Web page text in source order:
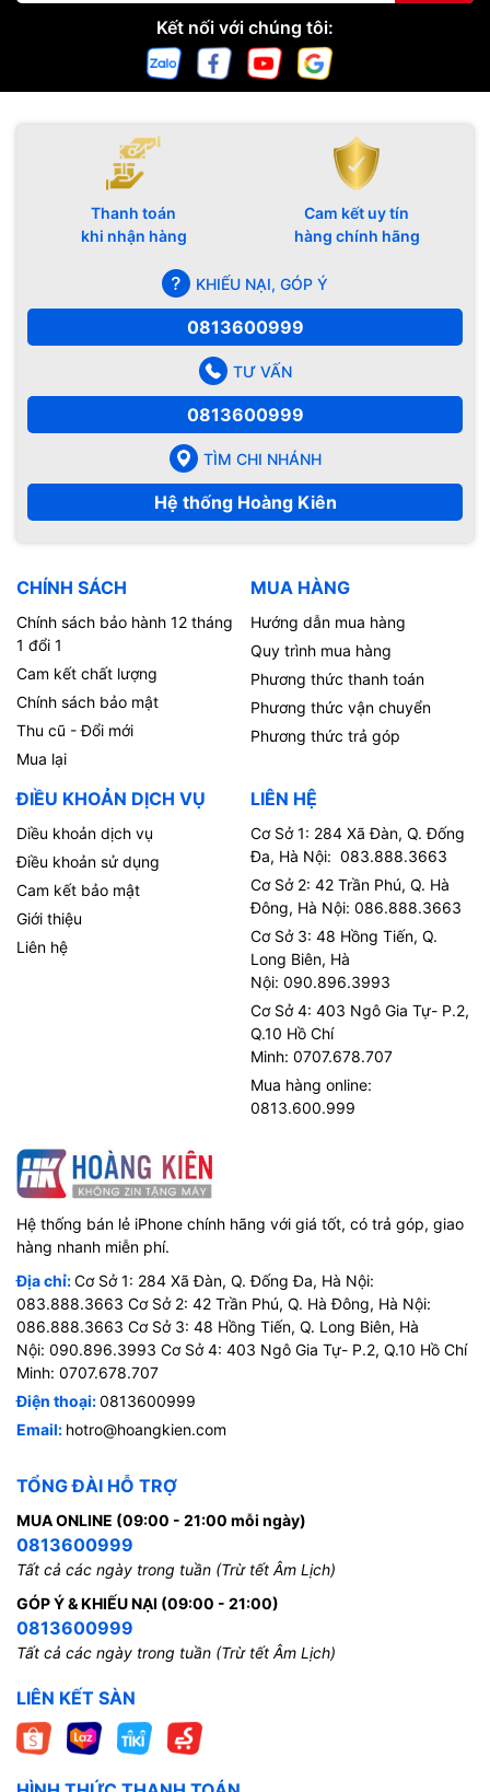
Kết nối với chúng tôi:
Thanh toán
khi nhận hàng
Cam kết uy tín
hàng chính hãng
KHIẾU NẠI, GÓP Ý
0813600999
TƯ VẤN
0813600999
TÌM CHI NHÁNH
Hệ thống Hoàng Kiên
CHÍNH SÁCH
Chính sách bảo hành 12 tháng
1 đổi 1
Cam kết chất lượng
Chính sách bảo mật
Thu cũ - Đổi mới
Mua lại
MUA HÀNG
Hướng dẫn mua hàng
Quy trình mua hàng
Phương thức thanh toán
Phương thức vận chuyển
Phương thức trả góp
ĐIỀU KHOẢN DỊCH VỤ
Diều khoản dịch vụ
Điều khoản sử dụng
Cam kết bảo mật
Giới thiệu
Liên hệ
LIÊN HỆ
Cơ Sở 1: 284 Xã Đàn, Q. Đống
Đa, Hà Nội: 083.888.3663
Cơ Sở 2: 42 Trần Phú, Q. Hà
Đông, Hà Nội: 086.888.3663
Cơ Sở 3: 48 Hồng Tiến, Q.
Long Biên, Hà
Nội: 090.896.3993
Cơ Sở 4: 403 Ngô Gia Tự- P.2,
Q.10 Hồ Chí
Minh: 0707.678.707
Mua hàng online:
0813.600.999
Hệ thống bán lẻ iPhone chính hãng với giá tốt, có trả góp, giao
hàng nhanh miễn phí.
Địa chỉ:Cơ Sở 1: 284 Xã Đàn, Q. Đống Đa, Hà Nội:
083.888.3663 Cơ Sở 2: 42 Trần Phú, Q. Hà Đông, Hà Nội:
086.888.3663 Cơ Sở 3: 48 Hồng Tiến, Q. Long Biên, Hà
Nội: 090.896.3993 Cơ Sở 4: 403 Ngô Gia Tự- P.2, Q.10 Hồ Chí
Minh: 0707.678.707
Điện thoại:0813600999
Email: hotro@hoangkien.com
TỔNG ĐÀI HỖ TRỢ
MUA ONLINE (09:00 - 21:00 mỗi ngày)
0813600999
Tất cả các ngày trong tuần (Trừ tết Âm Lịch)
GÓP Ý & KHIẾU NẠI (09:00 - 21:00)
0813600999
Tất cả các ngày trong tuần (Trừ tết Âm Lịch)
LIÊN KẾT SÀN